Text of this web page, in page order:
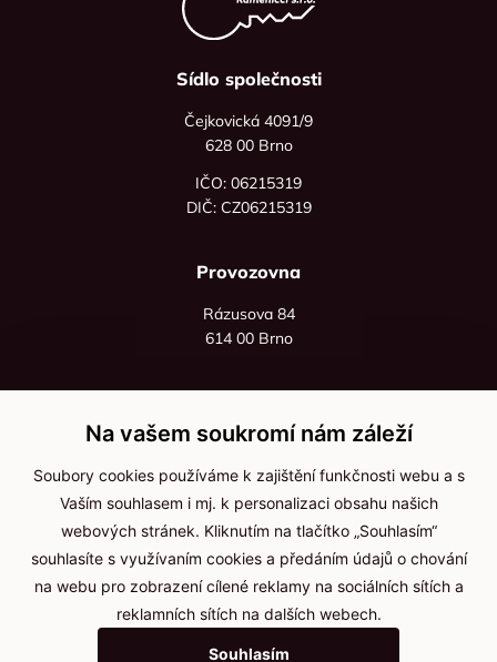
Sídlo společnosti
Čejkovická 4091/9
628 00 Brno
IČO: 06215319
DIČ: CZ06215319
Provozovna
Rázusova 84
614 00 Brno
+420 736 535 066
Po - pá: 8:00 - 16:00
info@jma-kam.cz
Důležité informace
Ochrana osobních údajů
Cookies
Na vašem soukromí nám záleží
Soubory cookies používáme k zajištění funkčnosti webu a s
Vaším souhlasem i mj. k personalizaci obsahu našich
webových stránek. Kliknutím na tlačítko „Souhlasím“
souhlasíte s využívaním cookies a předáním údajů o chování
na webu pro zobrazení cílené reklamy na sociálních sítích a
reklamních sítích na dalších webech.
Souhlasím